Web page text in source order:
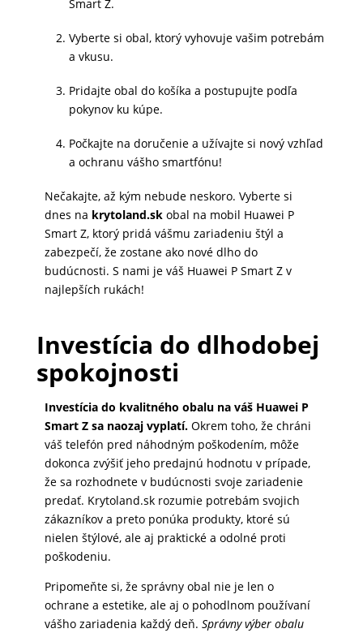
ZÁHRADA
Smart Z.
Vyberte si obal, ktorý vyhovuje vašim potrebám
a vkusu.
Pridajte obal do košíka a postupujte podľa
pokynov ku kúpe.
Počkajte na doručenie a užívajte si nový vzhľad
a ochranu vášho smartfónu!
Nečakajte, až kým nebude neskoro. Vyberte si
dnes na krytoland.skobal na mobil Huawei P
Smart Z, ktorý pridá vášmu zariadeniu štýl a
zabezpečí, že zostane ako nové dlho do
budúcnosti. S nami je váš Huawei P Smart Z v
najlepších rukách!
Investícia do dlhodobej
spokojnosti
Investícia do kvalitného obalu na váš Huawei P
Smart Z sa naozaj vyplatí.Okrem toho, že chráni
váš telefón pred náhodným poškodením, môže
dokonca zvýšiť jeho predajnú hodnotu v prípade,
že sa rozhodnete v budúcnosti svoje zariadenie
predať. Krytoland.sk rozumie potrebám svojich
zákazníkov a preto ponúka produkty, ktoré sú
nielen štýlové, ale aj praktické a odolné proti
poškodeniu.
Pripomeňte si, že správny obal nie je len o
ochrane a estetike, ale aj o pohodlnom používaní
vášho zariadenia každý deň. Správny výber obalu